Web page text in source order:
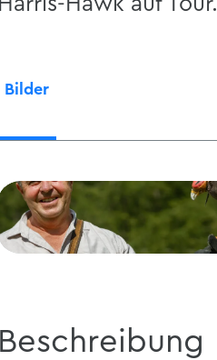
Bilder
Beschreibung